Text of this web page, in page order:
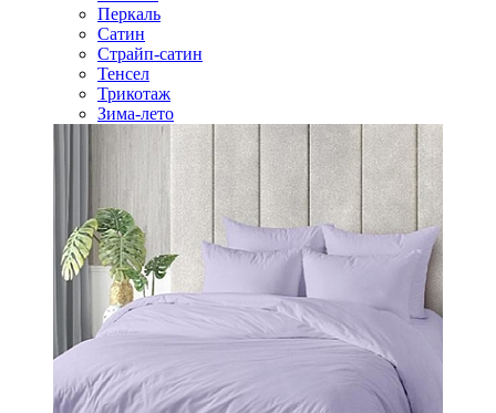
Перкаль
Сатин
Страйп-сатин
Тенсел
Трикотаж
Зима-лето